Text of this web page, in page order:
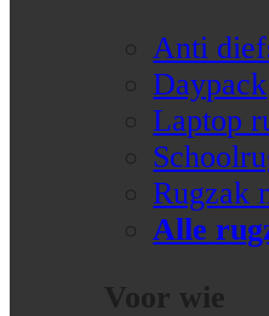
Anti
Daypack
Laptop
Rugzak
Alle
Voor wie